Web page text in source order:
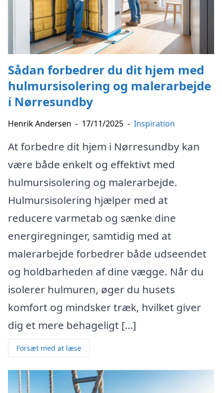
Sådan forbedrer du dit hjem med
hulmursisolering og malerarbejde
i Nørresundby
Henrik Andersen - 17/11/2025 - Inspiration
At forbedre dit hjem i Nørresundby kan
være både enkelt og effektivt med
hulmursisolering og malerarbejde.
Hulmursisolering hjælper med at
reducere varmetab og sænke dine
energiregninger, samtidig med at
malerarbejde forbedrer både udseendet
og holdbarheden af dine vægge. Når du
isolerer hulmuren, øger du husets
komfort og mindsker træk, hvilket giver
dig et mere behageligt […]
Forsæt med at læse